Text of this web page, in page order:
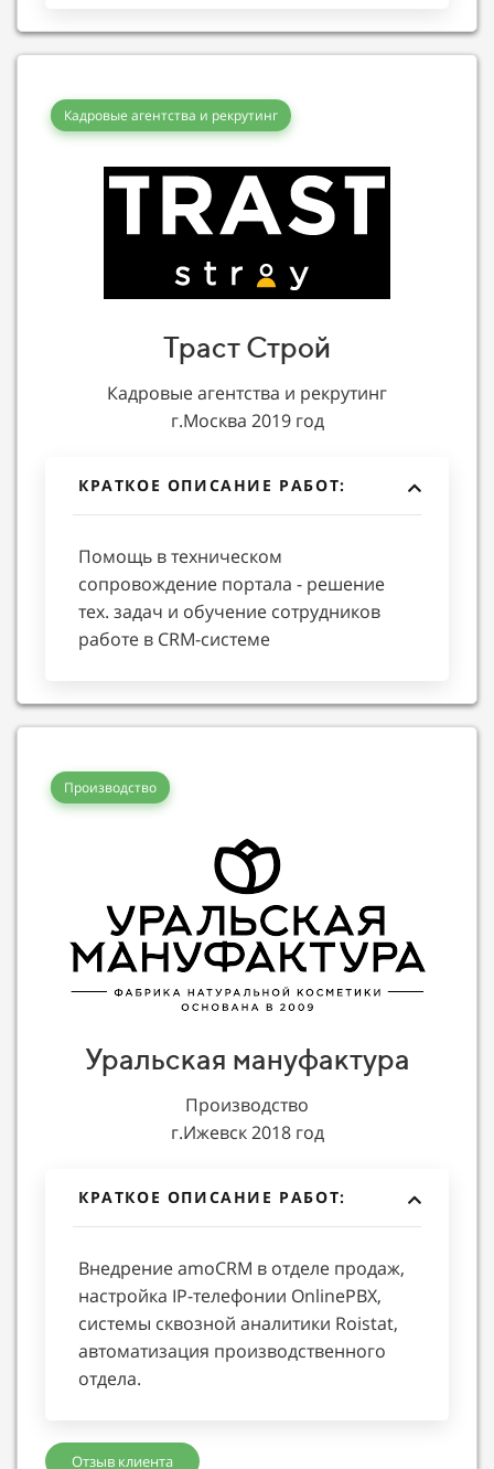
Кадровые агентства и рекрутинг
Траст Строй
Кадровые агентства и рекрутинг
г.Москва 2019 год
КРАТКОЕ ОПИСАНИЕ РАБОТ:
Помощь в техническом
сопровождение портала - решение
тех. задач и обучение сотрудников
работе в CRM-системе
Производство
Уральская мануфактура
Производство
г.Ижевск 2018 год
КРАТКОЕ ОПИСАНИЕ РАБОТ:
Внедрение amoCRM в отделе продаж,
настройка IP-телефонии OnlinePBX,
системы сквозной аналитики Roistat,
автоматизация производственного
отдела.
Отзыв клиента